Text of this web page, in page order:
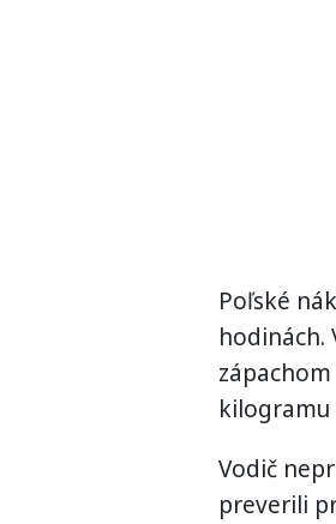
Poľské
hodinách.
kilogramu
Vodič
preverili